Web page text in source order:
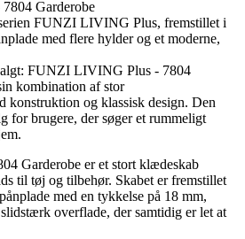
FUNZI LIVING Plus, fremstillet i
med flere hylder og et moderne,
FUNZI LIVING Plus - 7804
kombination af stor
konstruktion og klassisk design. Den
for brugere, der søger et rummeligt
Garderobe er et stort klædeskab
til tøj og tilbehør. Skabet er fremstillet
med en tykkelse på 18 mm,
overflade, der samtidig er let at